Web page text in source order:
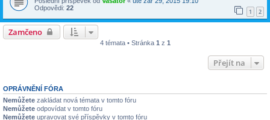
Odpovědi: 22 1 2
Zamčeno
4 témata • Stránka 1 z 1
Přejít na
OPRÁVNĚNÍ FÓRA
Nemůžete zakládat nová témata v tomto fóru
Nemůžete odpovídat v tomto fóru
Nemůžete upravovat své příspěvky v tomto fóru